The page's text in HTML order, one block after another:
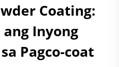
Coating:
Inyong
Pagco-coat